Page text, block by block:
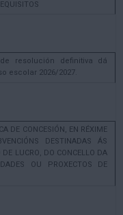
de resolución definitiva dá
escolar 2026/2027.
DE CONCESIÓN, EN RÉXIME
DESTINADAS ÁS
LUCRO, DO CONCELLO DA
OU PROXECTOS DE